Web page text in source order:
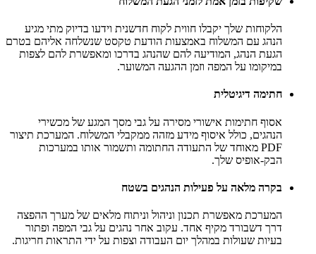
הלקוחות שלך יקבלו חווית לקוח חדשנית וידעו בדיוק מתי מגיע
הנהג עם המשלוח באמצעות הודעת טקסט שנשלחה אליהם בטרם
הגעת הנהג, המודיעה להם שהנהג בדרכו ומאפשרת להם לצפות
במיקומו על המפה וזמן ההגעה המשוער.
חתימה דיגיטלית
אסוף חתימות אישורי מסירה על גבי מסך המגע של מכשירי
הנהגים, כולל איסוף מידע מזהה ממקבלי המשלוח. המערכת תיצור
PDF מאוחד של התעודה החתומה ותשמור אותו במערכות
הבק-אופיס שלך.
בקרה מלאה על פעילות הנהגים בשטח
המערכת מאפשרת תכנון וניהול וניתוח מלאים של מערך ההפצה
דרך דשבורד מקיף אחד. עקוב אחר נהגים על גבי המפה ופתור
בעיות שעולות במהלך יום העבודה וצפות על ידי התראות חריגות.